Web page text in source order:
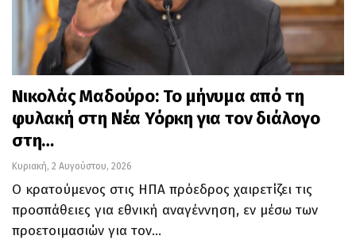
Νικολάς Μαδούρο: Το μήνυμα από τη
φυλακή στη Νέα Υόρκη για τον διάλογο
στη…
Κυριακή, 2 Αυγούστου, 2026
Ο κρατούμενος στις ΗΠΑ πρόεδρος χαιρετίζει τις
προσπάθειες για εθνική αναγέννηση, εν μέσω των
προετοιμασιών για τον…